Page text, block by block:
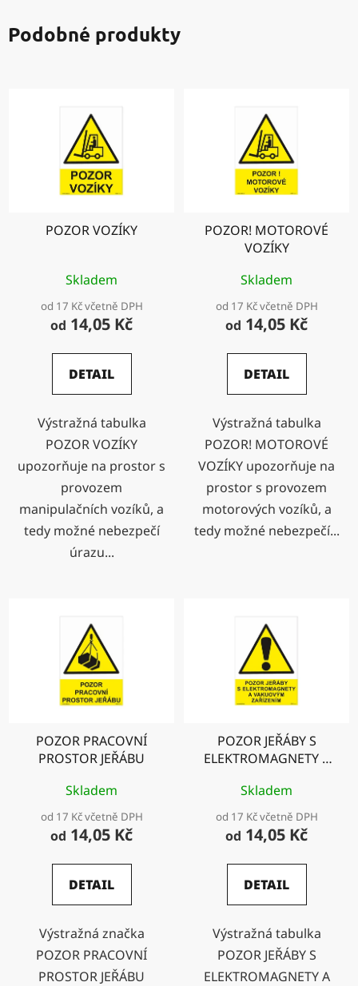
Podobné produkty
POZOR VOZÍKY
Skladem
od 17 Kč včetně DPH
od 14,05 Kč
DETAIL
Výstražná tabulka
POZOR VOZÍKY
upozorňuje na prostor s
provozem
manipulačních vozíků, a
tedy možné nebezpečí
úrazu...
POZOR! MOTOROVÉ
VOZÍKY
Skladem
od 17 Kč včetně DPH
od 14,05 Kč
DETAIL
Výstražná tabulka
POZOR! MOTOROVÉ
VOZÍKY upozorňuje na
prostor s provozem
motorových vozíků, a
tedy možné nebezpečí...
POZOR PRACOVNÍ
PROSTOR JEŘÁBU
Skladem
od 17 Kč včetně DPH
od 14,05 Kč
DETAIL
Výstražná značka
POZOR PRACOVNÍ
PROSTOR JEŘÁBU
POZOR JEŘÁBY S
ELEKTROMAGNETY A
ZAŘÍZENÍM
Skladem
od 17 Kč včetně DPH
od 14,05 Kč
DETAIL
Výstražná tabulka
POZOR JEŘÁBY S
ELEKTROMAGNETY A